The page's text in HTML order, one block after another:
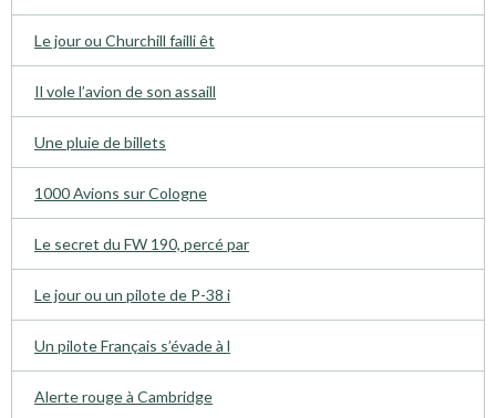
Le jour ou Churchill failli êt
Il vole l’avion de son assaill
Une pluie de billets
1000 Avions sur Cologne
Le secret du FW 190, percé par
Le jour ou un pilote de P-38 i
Un pilote Français s’évade à l
Alerte rouge à Cambridge